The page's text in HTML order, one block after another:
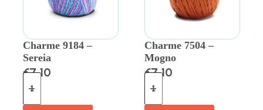
Charme 9184 –
Sereia
€7.10
Charme 7504 –
Mogno
€7.10